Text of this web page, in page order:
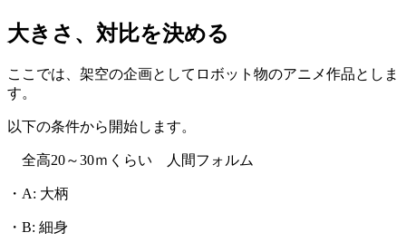
大きさ、対比を決める
ここでは、架空の企画としてロボット物のアニメ作品としま
す。
以下の条件から開始します。
全高20～30ｍくらい 人間フォルム
・A: 大柄
・B: 細身